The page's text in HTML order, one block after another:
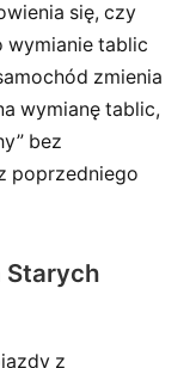
się, czy
wymianie tablic
zmienia
wymianę tablic,
bez
poprzedniego
Starych
z